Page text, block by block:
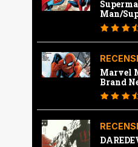
Man/
Marvel e
Marvel
Brand